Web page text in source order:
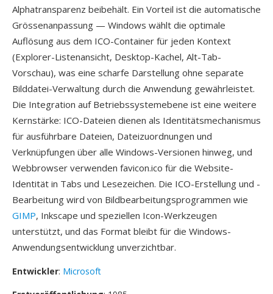
Alphatransparenz beibehält. Ein Vorteil ist die automatische
Grössenanpassung — Windows wählt die optimale
Auflösung aus dem ICO-Container für jeden Kontext
(Explorer-Listenansicht, Desktop-Kachel, Alt-Tab-
Vorschau), was eine scharfe Darstellung ohne separate
Bilddatei-Verwaltung durch die Anwendung gewährleistet.
Die Integration auf Betriebssystemebene ist eine weitere
Kernstärke: ICO-Dateien dienen als Identitätsmechanismus
für ausführbare Dateien, Dateizuordnungen und
Verknüpfungen über alle Windows-Versionen hinweg, und
Webbrowser verwenden favicon.ico für die Website-
Identität in Tabs und Lesezeichen. Die ICO-Erstellung und -
Bearbeitung wird von Bildbearbeitungsprogrammen wie
GIMP, Inkscape und speziellen Icon-Werkzeugen
unterstützt, und das Format bleibt für die Windows-
Anwendungsentwicklung unverzichtbar.
Entwickler: Microsoft